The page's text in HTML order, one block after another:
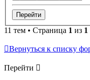
11 тем • Страница 1 из 1
Вернуться к списку
Перейти